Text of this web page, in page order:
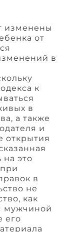
изменены
от
в
к
в
а также
и
открытия
это
в
не
как
мужчиной
его